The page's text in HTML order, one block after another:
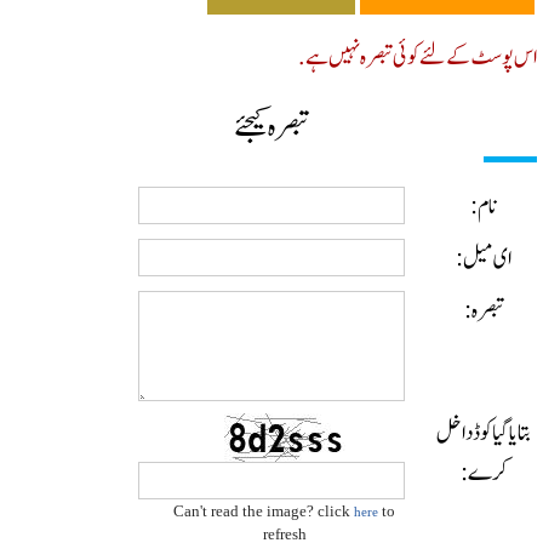
کے لئے کوئی تبصرہ نہیں ہے.
تبصرہ کیجئے
نام:
ای میل:
تبصرہ:
گیا کوڈ داخل
کرے:
Can't read the image? clickhere
refresh